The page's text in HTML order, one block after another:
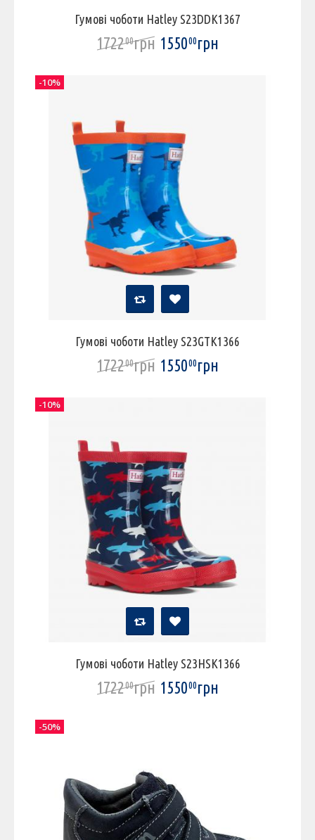
Гумові чоботи Hatley S23DDK1367
172200грн 155000грн
Гумові чоботи Hatley S23GTK1366
172200грн 155000грн
-10%
Гумові чоботи Hatley S23HSK1366
172200грн 155000грн
-10%
-50%